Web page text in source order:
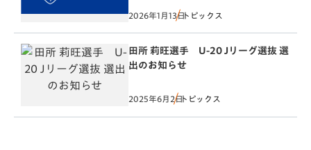
2026年1月13日トピックス
田所 莉旺選手 U-20 Jリーグ選抜 選
出のお知らせ
2025年6月2日トピックス